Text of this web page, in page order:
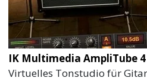
IK Multimedia AmpliTube
Virtuelles Tonstudio für